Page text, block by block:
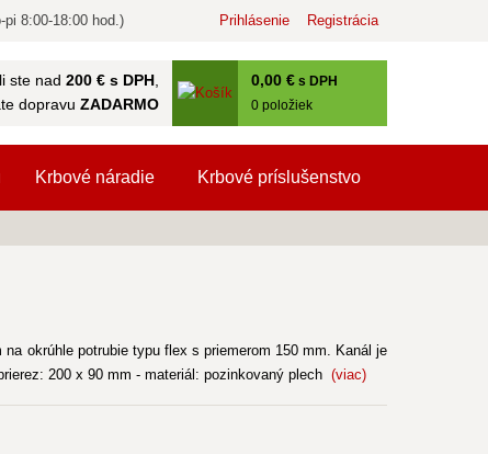
ste nad 200 € s DPH ,
dopravu ZADARMO
0,00 € s DPH
0 položiek
Prihlásenie Registrácia
pi 8:00-18:00 hod.)
Krbové náradie Krbové príslušenstvo
na okrúhle potrubie typu flex s priemerom 150 mm. Kanál je
200 x 90 mm - materiál: pozinkovaný plech (viac)